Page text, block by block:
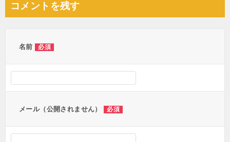
ビ
コメントを残す
名前 必須
メール（公開されません） 必須